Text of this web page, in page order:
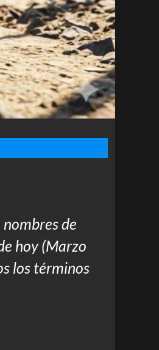
de
hoy (Marzo
los términos